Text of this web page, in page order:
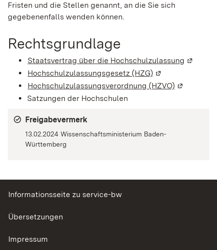
Fristen und die Stellen genannt, an die Sie sich
gegebenenfalls wenden können.
Rechtsgrundlage
Staatsvertrag über die Hochschulzulassung (Wird in
Hochschulzulassungsgesetz (HZG) (Wird in einem
Hochschulzulassungsverordnung (HZVO) (Wird in
Satzungen der Hochschulen
Freigabevermerk
13.02.2024 Wissenschaftsministerium Baden-
Württemberg
Informationsseite zu service-bw
Übersetzungen
Impressum